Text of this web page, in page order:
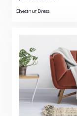
Chestnut Dress